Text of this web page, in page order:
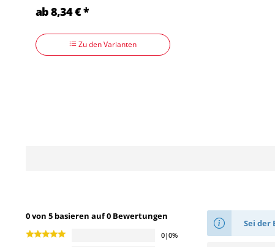
ab 8,34 € *
Zu den Varianten
0 von 5 basieren auf 0 Bewertungen
0|0%
Sei der